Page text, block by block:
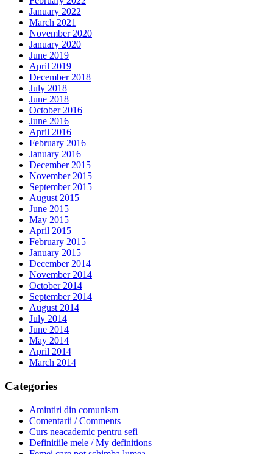
January 2022
March 2021
November 2020
January 2020
June 2019
April 2019
December 2018
July 2018
June 2018
October 2016
June 2016
April 2016
February 2016
January 2016
December 2015
November 2015
September 2015
August 2015
June 2015
May 2015
April 2015
February 2015
January 2015
December 2014
November 2014
October 2014
September 2014
August 2014
July 2014
June 2014
May 2014
April 2014
March 2014
Categories
Amintiri din comunism
Comentarii / Comments
Curs neacademic pentru sefi
Definitiile mele / My definitions